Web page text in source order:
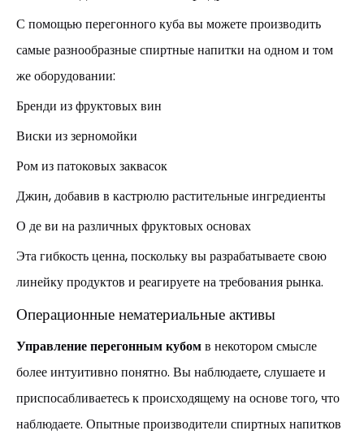
С помощью перегонного куба вы можете производить
самые разнообразные спиртные напитки на одном и том
же оборудовании:
Бренди из фруктовых вин
Виски из зерномойки
Ром из патоковых заквасок
Джин, добавив в кастрюлю растительные ингредиенты
О де ви на различных фруктовых основах
Эта гибкость ценна, поскольку вы разрабатываете свою
линейку продуктов и реагируете на требования рынка.
Операционные нематериальные активы
Управление перегонным кубомв некотором смысле
более интуитивно понятно. Вы наблюдаете, слушаете и
приспосабливаетесь к происходящему на основе того, что
наблюдаете. Опытные производители спиртных напитков